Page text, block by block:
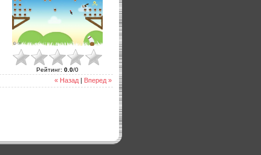
Рейтинг: 0.0/0
« Назад Вперед »